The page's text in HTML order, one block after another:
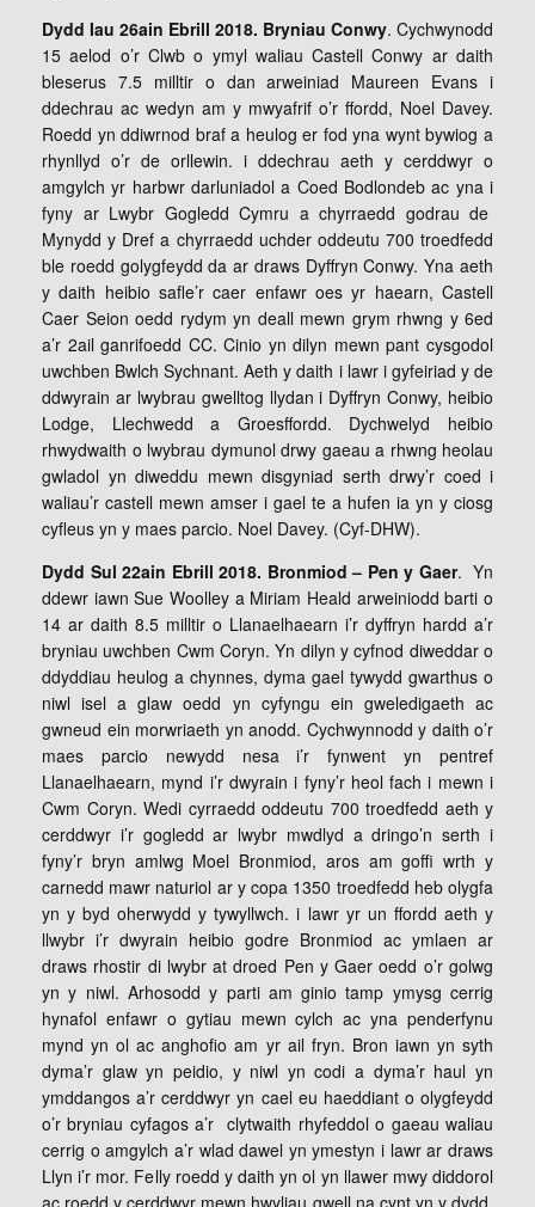
Dydd Iau 26ain Ebrill 2018. Bryniau Conwy. Cychwynodd
15 aelod o’r Clwb o ymyl waliau Castell Conwy ar daith
bleserus 7.5 milltir o dan arweiniad Maureen Evans i
ddechrau ac wedyn am y mwyafrif o’r ffordd, Noel Davey.
Roedd yn ddiwrnod braf a heulog er fod yna wynt bywiog a
rhynllyd o’r de orllewin. i ddechrau aeth y cerddwyr o
amgylch yr harbwr darluniadol a Coed Bodlondeb ac yna i
fyny ar Lwybr Gogledd Cymru a chyrraedd godrau de
Mynydd y Dref a chyrraedd uchder oddeutu 700 troedfedd
ble roedd golygfeydd da ar draws Dyffryn Conwy. Yna aeth
y daith heibio safle’r caer enfawr oes yr haearn, Castell
Caer Seion oedd rydym yn deall mewn grym rhwng y 6ed
a’r 2ail ganrifoedd CC. Cinio yn dilyn mewn pant cysgodol
uwchben Bwlch Sychnant. Aeth y daith i lawr i gyfeiriad y de
ddwyrain ar lwybrau gwelltog llydan i Dyffryn Conwy, heibio
Lodge, Llechwedd a Groesffordd. Dychwelyd heibio
rhwydwaith o lwybrau dymunol drwy gaeau a rhwng heolau
gwladol yn diweddu mewn disgyniad serth drwy’r coed i
waliau’r castell mewn amser i gael te a hufen ia yn y ciosg
cyfleus yn y maes parcio. Noel Davey. (Cyf-DHW).
Dydd Sul 22ain Ebrill 2018. Bronmiod – Pen y Gaer. Yn
ddewr iawn Sue Woolley a Miriam Heald arweiniodd barti o
14 ar daith 8.5 milltir o Llanaelhaearn i’r dyffryn hardd a’r
bryniau uwchben Cwm Coryn. Yn dilyn y cyfnod diweddar o
ddyddiau heulog a chynnes, dyma gael tywydd gwarthus o
niwl isel a glaw oedd yn cyfyngu ein gweledigaeth ac
gwneud ein morwriaeth yn anodd. Cychwynnodd y daith o’r
maes parcio newydd nesa i’r fynwent yn pentref
Llanaelhaearn, mynd i’r dwyrain i fyny’r heol fach i mewn i
Cwm Coryn. Wedi cyrraedd oddeutu 700 troedfedd aeth y
cerddwyr i’r gogledd ar lwybr mwdlyd a dringo’n serth i
fyny’r bryn amlwg Moel Bronmiod, aros am goffi wrth y
carnedd mawr naturiol ar y copa 1350 troedfedd heb olygfa
yn y byd oherwydd y tywyllwch. i lawr yr un ffordd aeth y
llwybr i’r dwyrain heibio godre Bronmiod ac ymlaen ar
draws rhostir di lwybr at droed Pen y Gaer oedd o’r golwg
yn y niwl. Arhosodd y parti am ginio tamp ymysg cerrig
hynafol enfawr o gytiau mewn cylch ac yna penderfynu
mynd yn ol ac anghofio am yr ail fryn. Bron iawn yn syth
dyma’r glaw yn peidio, y niwl yn codi a dyma’r haul yn
ymddangos a’r cerddwyr yn cael eu haeddiant o olygfeydd
o’r bryniau cyfagos a’r clytwaith rhyfeddol o gaeau waliau
cerrig o amgylch a’r wlad dawel yn ymestyn i lawr ar draws
Llyn i’r mor. Felly roedd y daith yn ol yn llawer mwy diddorol